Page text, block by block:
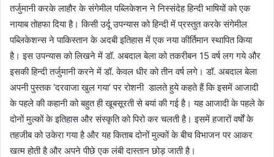
तर्जुमानी करके लाहौर के संगेमील पब्लिकेशन ने निस्संदेह हिन्दी भाषियों को एक
नायाब तोहफा दिया है। किसी उर्दू उपन्यास को हिन्दी में प्रस्तुत करके संगेमील
पब्लिकेशन्स ने पाकिस्तान के अदबी इतिहास में एक नया कीर्तिमान स्थापित किया
है। इस उपन्यास को लिखने में डॉ. अबदाल बेला को तकरीबन 15 वर्ष लग गये और
इसकी हिन्दी तर्जुमानी करने में डॉ. केवल धीर को तीन वर्ष लगे। डॉ. अबदाल बेला
अपनी पुस्तक ‘दरवाजा खुल गया’ पर रोशनी डालते हुये कहते हैं कि इसमें आजादी
के पहले की कहानी को बहुत ही खूबसूरती से बयां की गई है। यह आजादी के पहले के
दोनों मुल्कों के इतिहास और संस्कृति को पिरो कर चलती है। इसमें हजारों वर्षों के
तहजीब को उकेरा गया है और यह किताब दोनों मुल्कों के बीच विभाजन पर आकर
खत्म होती है और अपने पीछे एक लंबी दास्तान छोड़ जाती है।